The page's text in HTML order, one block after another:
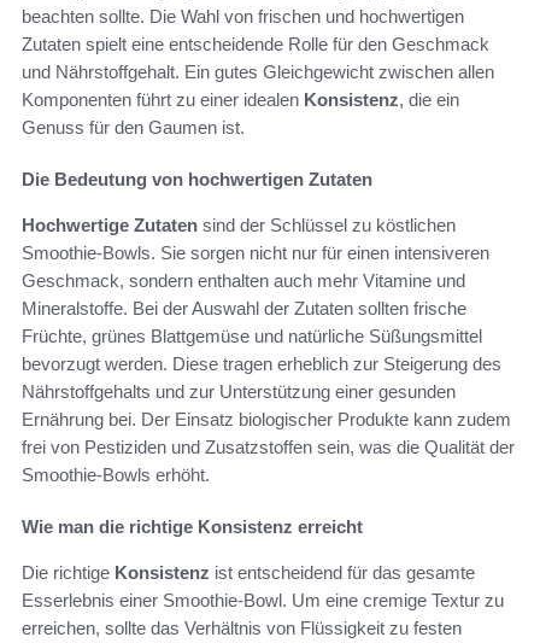
beachten sollte. Die Wahl von frischen und hochwertigen
Zutaten spielt eine entscheidende Rolle für den Geschmack
und Nährstoffgehalt. Ein gutes Gleichgewicht zwischen allen
Komponenten führt zu einer idealen Konsistenz, die ein
Genuss für den Gaumen ist.
Die Bedeutung von hochwertigen Zutaten
Hochwertige Zutaten sind der Schlüssel zu köstlichen
Smoothie-Bowls. Sie sorgen nicht nur für einen intensiveren
Geschmack, sondern enthalten auch mehr Vitamine und
Mineralstoffe. Bei der Auswahl der Zutaten sollten frische
Früchte, grünes Blattgemüse und natürliche Süßungsmittel
bevorzugt werden. Diese tragen erheblich zur Steigerung des
Nährstoffgehalts und zur Unterstützung einer gesunden
Ernährung bei. Der Einsatz biologischer Produkte kann zudem
frei von Pestiziden und Zusatzstoffen sein, was die Qualität der
Smoothie-Bowls erhöht.
Wie man die richtige Konsistenz erreicht
Die richtige Konsistenz ist entscheidend für das gesamte
Esserlebnis einer Smoothie-Bowl. Um eine cremige Textur zu
erreichen, sollte das Verhältnis von Flüssigkeit zu festen